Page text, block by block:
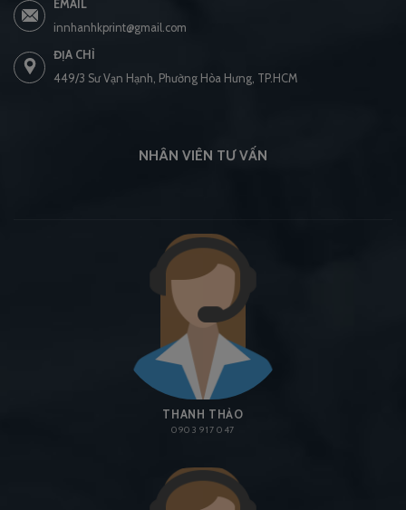
EMAIL
innhanhkprint@gmail.com
ĐỊA CHỈ
449/3 Sư Vạn Hạnh, Phường Hòa Hưng, TP.HCM
NHÂN VIÊN TƯ VẤN
THANH THẢO
0903 917 047